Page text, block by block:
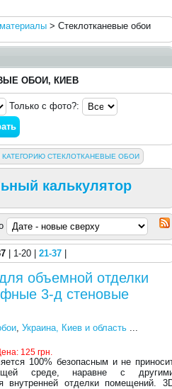
> Стеклотканевые обои
ОБОИ, КИЕВ
Только с фото?:
СТЕКЛОТКАНЕВЫЕ ОБОИ
калькулятор
| 1-20 | 21-37
объемной отделки
3-д стеновые
,Украина, Киев и область ...
125 грн.
100% безопасным и не
среде, наравне с
внутренней отделки помещений.